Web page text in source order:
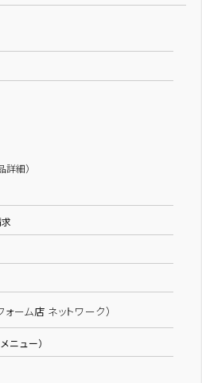
細）
ォーム店 ネットワーク）
ニュー）